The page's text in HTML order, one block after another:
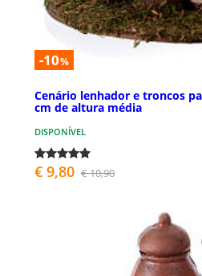
-10%
Cenário lenhador e troncos
cm de altura média
DISPONÍVEL
€ 9,80 € 10,90